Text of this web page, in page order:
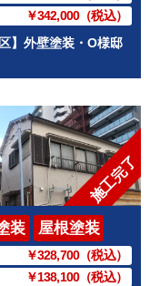
￥342,000（税込）
区】外壁塗装・O様邸
施工完了
装 屋根塗装
￥328,700（税込）
￥138,100（税込）